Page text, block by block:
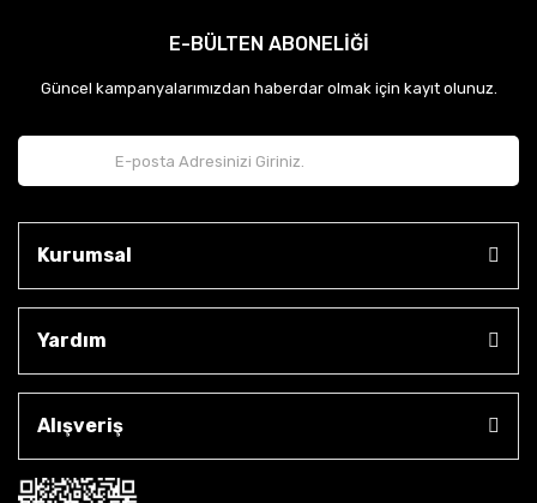
E-BÜLTEN ABONELİĞİ
Güncel kampanyalarımızdan haberdar olmak için kayıt olunuz.
Kurumsal
Yardım
Alışveriş